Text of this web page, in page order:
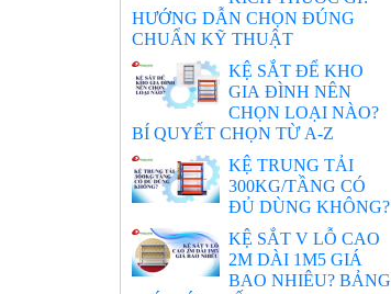
HƯỚNG DẪN CHỌN ĐÚNG
CHUẨN KỸ THUẬT
KỆ SẮT ĐỂ KHO
GIA ĐÌNH NÊN
CHỌN LOẠI NÀO?
BÍ QUYẾT CHỌN TỪ A-Z
KỆ TRUNG TẢI
300KG/TẦNG CÓ
ĐỦ DÙNG KHÔNG?
KỆ SẮT V LỖ CAO
2M DÀI 1M5 GIÁ
BAO NHIÊU? BẢNG